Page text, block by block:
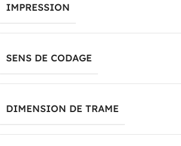
IMPRESSION
SENS DE CODAGE
DIMENSION DE TRAME